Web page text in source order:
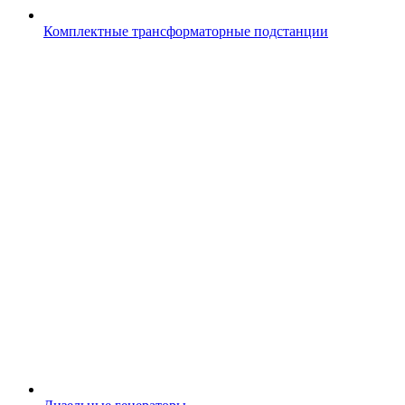
Комплектные трансформаторные подстанции